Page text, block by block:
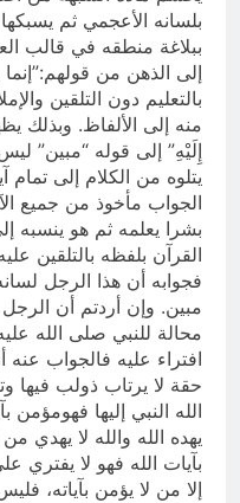
بلسانه الأعجمي ثم
ببلاغة منطقه في قالب
إلى الذهن من
بالتعليم دون التلقين
منه إلى الألفاظ. وبذلك
إِلَيْهِ” إلى قوله “مبين”
يتلوه من الكلام إلى
الجواب مأخوذ من جميع
بشرا يعلمه ثم هو ينسبه
القرآن بلفظه بالتلقين
فجوابه أن هذا الرجل
مبين. وإن أردتم أن
محالة للنبي صلى الله
افتراء عليه فالجواب
حقة لا يرتاب ذولب فيها
الله النبي إليها فهومؤمن
يهده الله والله لا يهدي
بآيات الله فهو لا يفتري
إلا من لا يؤمن بآياته،